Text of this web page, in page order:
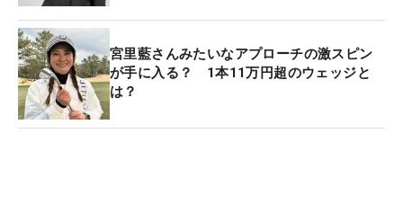
宮里藍さんみたいなアプローチの激スピン
が手に入る？ 1本11万円超のウェッジと
は？